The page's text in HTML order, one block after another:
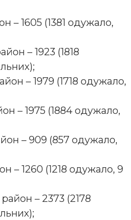
– 1605 (1381 одужало,
– 1923 (1818
– 1979 (1718 одужало,
– 1975 (1884 одужало,
– 909 (857 одужало,
– 1260 (1218 одужало, 9
– 2373 (2178